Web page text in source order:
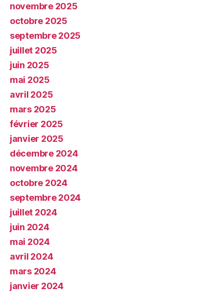
novembre 2025
octobre 2025
septembre 2025
juillet 2025
juin 2025
mai 2025
avril 2025
mars 2025
février 2025
janvier 2025
décembre 2024
novembre 2024
octobre 2024
septembre 2024
juillet 2024
juin 2024
mai 2024
avril 2024
mars 2024
janvier 2024